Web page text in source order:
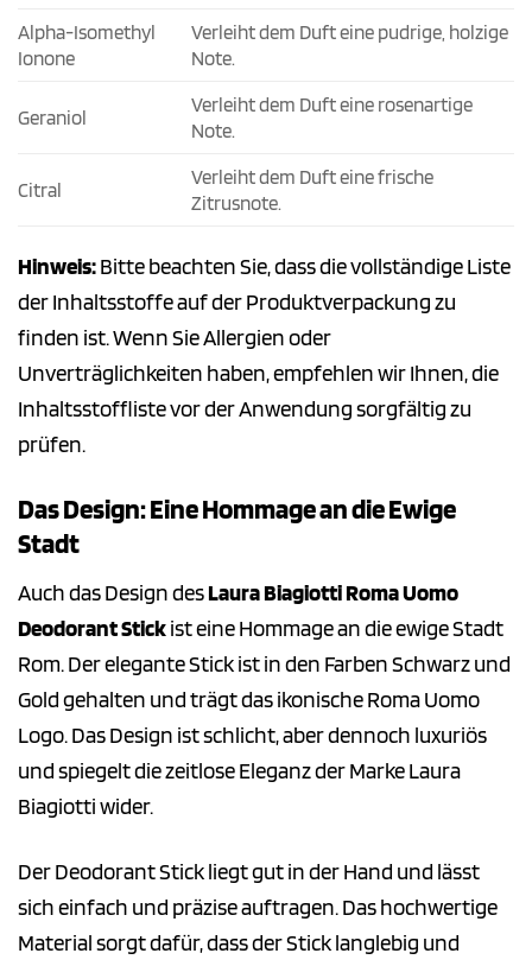
Alpha-Isomethyl
Ionone
Verleiht dem Duft eine pudrige, holzige
Note.
Geraniol
Verleiht dem Duft eine rosenartige
Note.
Citral
Verleiht dem Duft eine frische
Zitrusnote.
Hinweis:Bitte beachten Sie, dass die vollständige Liste
der Inhaltsstoffe auf der Produktverpackung zu
finden ist. Wenn Sie Allergien oder
Unverträglichkeiten haben, empfehlen wir Ihnen, die
Inhaltsstoffliste vor der Anwendung sorgfältig zu
prüfen.
Das Design: Eine Hommage an die Ewige
Stadt
Auch das Design desLaura Biagiotti Roma Uomo
Deodorant Stickist eine Hommage an die ewige Stadt
Rom. Der elegante Stick ist in den Farben Schwarz und
Gold gehalten und trägt das ikonische Roma Uomo
Logo. Das Design ist schlicht, aber dennoch luxuriös
und spiegelt die zeitlose Eleganz der Marke Laura
Biagiotti wider.
Der Deodorant Stick liegt gut in der Hand und lässt
sich einfach und präzise auftragen. Das hochwertige
Material sorgt dafür, dass der Stick langlebig und